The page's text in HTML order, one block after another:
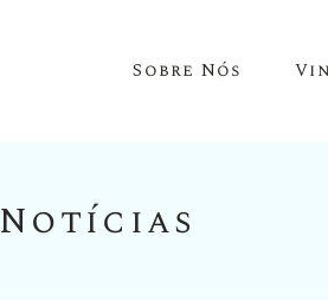
Sobre Nós
Notícias